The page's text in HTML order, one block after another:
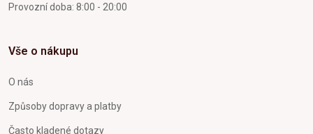
Provozní doba: 8:00 - 20:00
Vše o nákupu
O nás
Způsoby dopravy a platby
Často kladené dotazy